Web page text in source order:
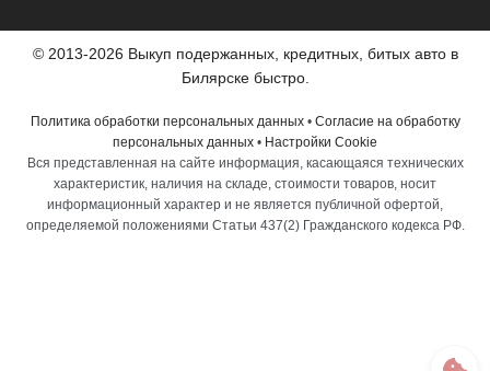
© 2013-2026 Выкуп подержанных, кредитных, битых авто в
Билярске быстро.
Политика обработки персональных данных• Согласие на обработку
персональных данных • Настройки Cookie
Вся представленная на сайте информация, касающаяся технических
характеристик, наличия на складе, стоимости товаров, носит
информационный характер и не является публичной офертой,
определяемой положениями Статьи 437(2) Гражданского кодекса РФ.